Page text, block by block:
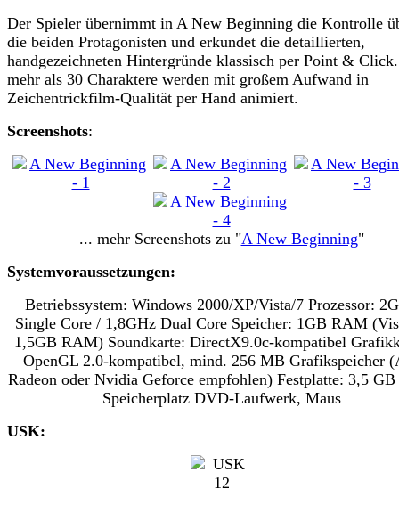
Der Spieler übernimmt in A New Beginning die Kontrolle
die beiden Protagonisten und erkundet die detaillierten,
handgezeichneten Hintergründe klassisch per Point &
mehr als 30 Charaktere werden mit großem Aufwand in
Zeichentrickfilm-Qualität per Hand animiert.
Screenshots:
... mehr Screenshots zu "A New Beginning"
Systemvoraussetzungen:
Betriebssystem: Windows 2000/XP/Vista/7 Prozessor:
Single Core / 1,8GHz Dual Core Speicher: 1GB RAM
1,5GB RAM) Soundkarte: DirectX9.0c-kompatibel
OpenGL 2.0-kompatibel, mind. 256 MB Grafikspeicher
Radeon oder Nvidia Geforce empfohlen) Festplatte: 3,5
Speicherplatz DVD-Laufwerk, Maus
USK: